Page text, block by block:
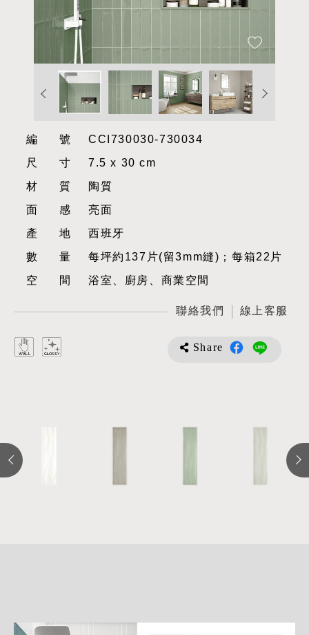
編號CCI730030-730034
尺寸7.5 x 30 cm
材質陶質
面感亮面
產地西班牙
數量每坪約137片(留3mm縫)；每箱22片
空間浴室、廚房、商業空間
聯絡我們 線上客服
Share